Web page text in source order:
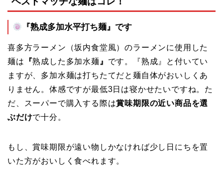
『熟成多加水平打ち麺』です
喜多方ラーメン（坂内食堂風）のラーメンに使用した
麺は 『熟成した多加水麺 』 です。『熟成』と付いてい
ますが、多加水麺は打ちたてだと麺自体がおいしくあ
りません。体感ですが最低3日は寝かせたいですね。た
だ、スーパーで購入する際は賞味期限の近い商品を選
ぶだけで十分。
もし、賞味期限が遠い物しかなければ少し日にちを置
いた方がおいしく食べれます。